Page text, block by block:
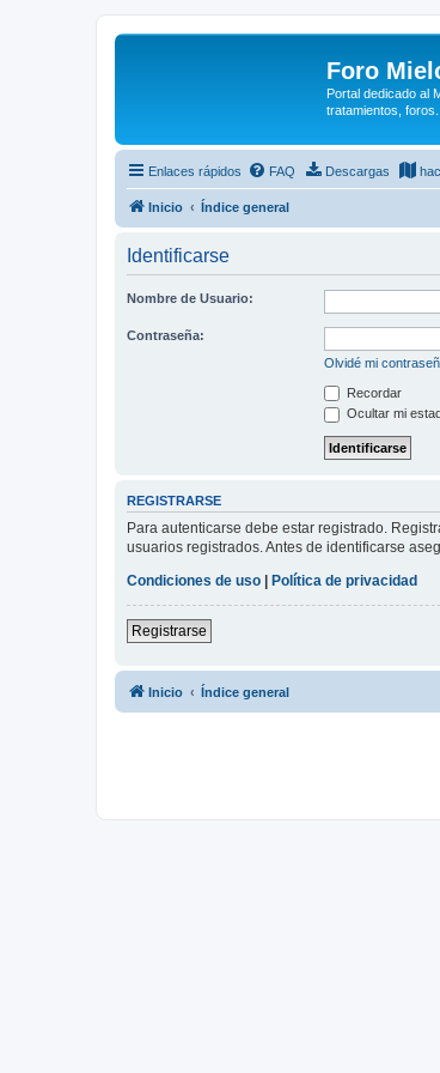
Foro
Portal dedicado al
tratamientos,
Enlaces rápidos FAQ Descargas
Inicio Índice general
Identificarse
Nombre de Usuario:
Contraseña:
Olvidé mi
Recordar
Ocultar mi
REGISTRARSE
Para autenticarse debe estar registrado.
usuarios registrados. Antes de identificarse
Condiciones de uso
Política de privacidad
Registrarse
Inicio Índice general